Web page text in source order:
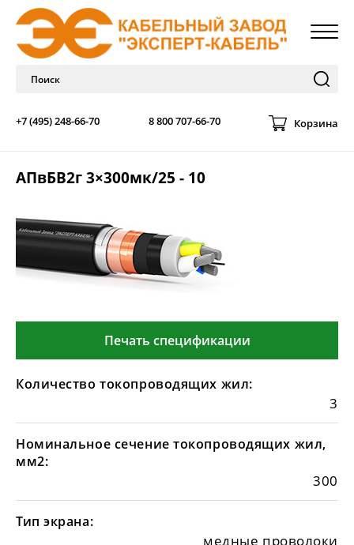
+7 (495) 248-66-70 8 800 707-66-70 Корзина
АПвБВ2г 3×300мк/25 - 10
Печать спецификации
Количество токопроводящих жил:
3
Номинальное сечение токопроводящих жил,
мм2:
300
Тип экрана:
медные проволоки